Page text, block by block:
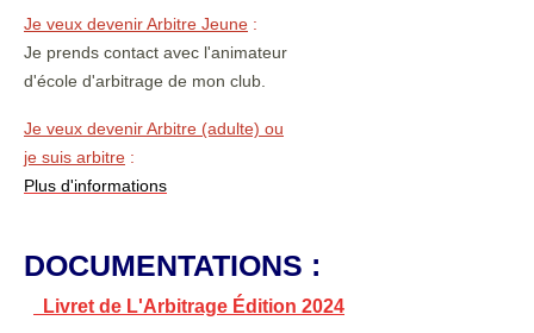
Je veux devenir Arbitre Jeune :
Je prends contact avec l'animateur
d'école d'arbitrage de mon club.
Je veux devenir Arbitre (adulte) ou
je suis arbitre :
Plus d'informations
DOCUMENTATIONS :
Livret de L'Arbitrage Édition 2024